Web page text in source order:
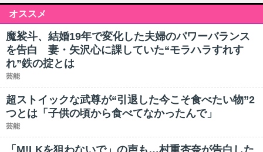
オススメ
魔裟斗、結婚19年で変化した夫婦のパワーバランス
を告白 妻・矢沢心に課していた“モラハラすれす
れ”鉄の掟とは
芸能
超ストイックな武尊が“引退した今こそ食べたい物”2
つとは「子供の頃から食べてなかったんで」
芸能
「M!LKを狙わないで」の声も…村重杏奈が告白した